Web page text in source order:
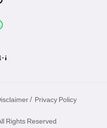
/ Privacy Policy
Rights Reserved